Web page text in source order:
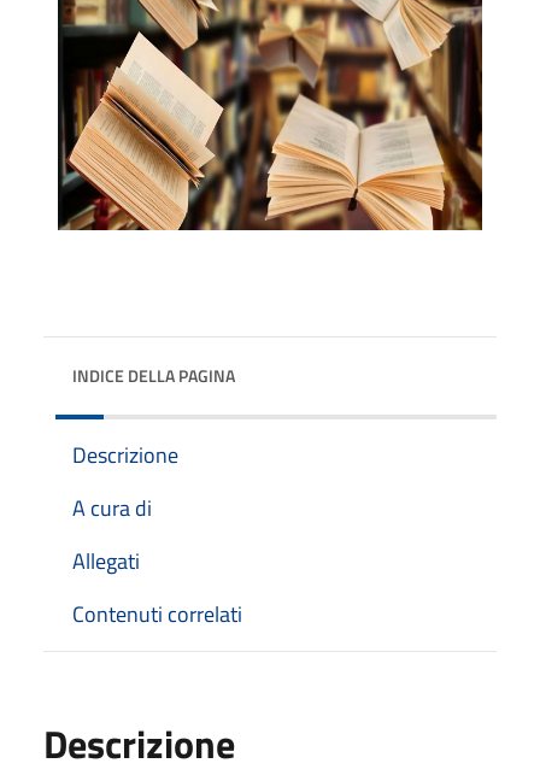
INDICE DELLA PAGINA
Descrizione
A cura di
Allegati
Contenuti correlati
Descrizione